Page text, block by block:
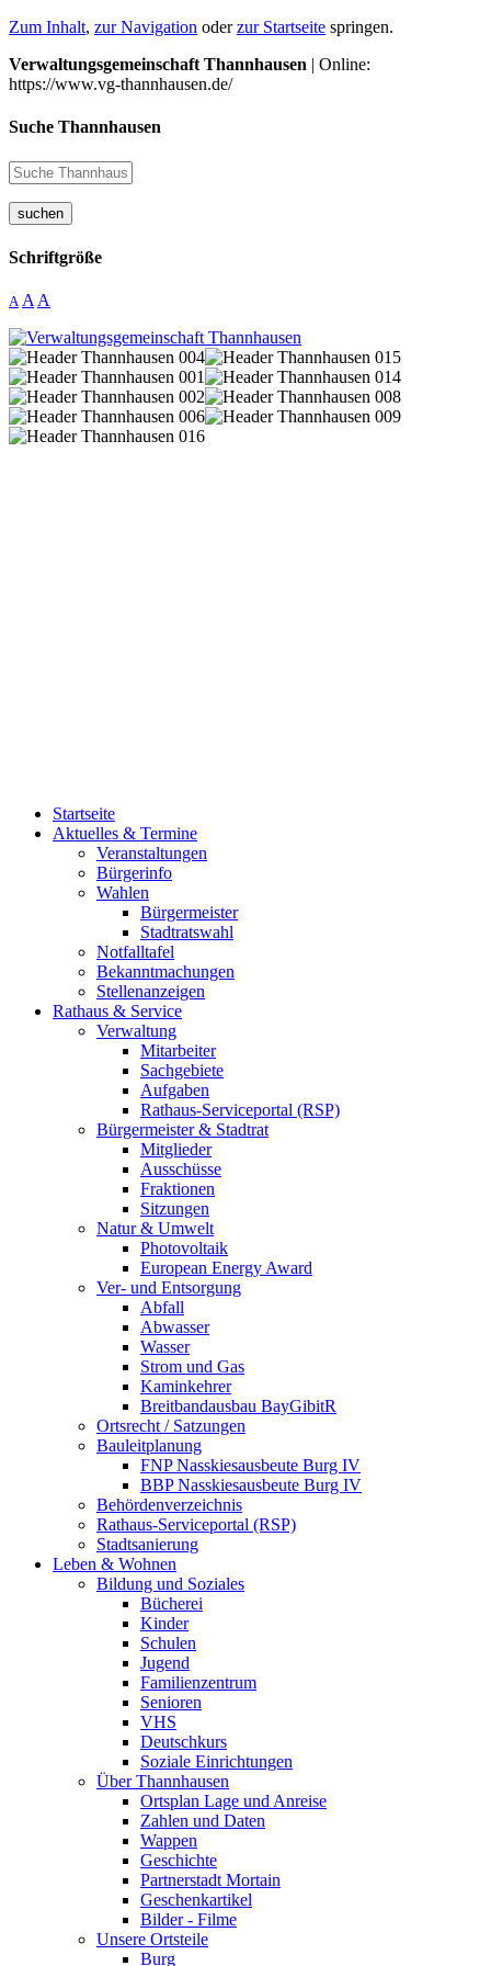
Zum Inhalt, zur Navigation oderzur Startseite springen.
Verwaltungsgemeinschaft Thannhausen | Online:
https://www.vg-thannhausen.de/
Suche Thannhausen
suchen
Schriftgröße
A A A
Startseite
Aktuelles & Termine
Veranstaltungen
Bürgerinfo
Wahlen
Bürgermeister
Stadtratswahl
Notfalltafel
Bekanntmachungen
Stellenanzeigen
Rathaus & Service
Verwaltung
Mitarbeiter
Sachgebiete
Aufgaben
Rathaus-Serviceportal (RSP)
Bürgermeister & Stadtrat
Mitglieder
Ausschüsse
Fraktionen
Sitzungen
Natur & Umwelt
Photovoltaik
European Energy Award
Ver- und Entsorgung
Abfall
Abwasser
Wasser
Strom und Gas
Kaminkehrer
Breitbandausbau BayGibitR
Ortsrecht / Satzungen
Bauleitplanung
FNP Nasskiesausbeute Burg IV
BBP Nasskiesausbeute Burg IV
Behördenverzeichnis
Rathaus-Serviceportal (RSP)
Stadtsanierung
Leben & Wohnen
Bildung und Soziales
Bücherei
Kinder
Schulen
Jugend
Familienzentrum
Senioren
VHS
Deutschkurs
Soziale Einrichtungen
Über Thannhausen
Ortsplan Lage und Anreise
Zahlen und Daten
Wappen
Geschichte
Partnerstadt Mortain
Geschenkartikel
Bilder - Filme
Unsere Ortsteile
Burg